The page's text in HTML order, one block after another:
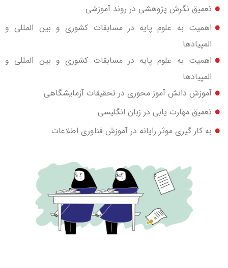
تعميق نگرش پژوهشي در روند آموزشي
اهميت به علوم پايه در مسابقات کشوري و بين المللي و
المپيادها
اهميت به علوم پايه در مسابقات کشوري و بين المللي و
المپيادها
آموزش دانش آموز محوري در تحقيقات آزمايشگاهي
تعميق مهارت يابي در زبان انگليسي
به کار گيري موثر رايانه در آموزش فناوري اطلاعات